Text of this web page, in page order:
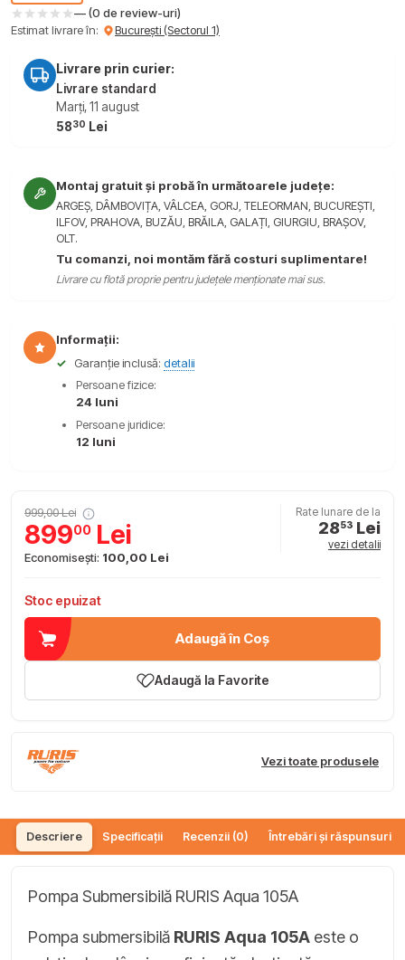
— (0 de review-uri)
Estimat livrare în:
București (Sectorul 1)
Livrare prin curier:
Livrare standard
Marți, 11 august
5830 Lei
Montaj gratuit și probă în următoarele județe:
ARGEȘ, DÂMBOVIȚA, VÂLCEA, GORJ, TELEORMAN, BUCUREȘTI,
ILFOV, PRAHOVA, BUZĂU, BRĂILA, GALAȚI, GIURGIU, BRAȘOV,
OLT.
Tu comanzi, noi montăm fără costuri suplimentare!
Livrare cu flotă proprie pentru județele menționate mai sus.
Informații:
✓
Garanție inclusă: detalii
Persoane fizice:
24 luni
Persoane juridice:
12 luni
999,00 Lei
89900 Lei
Economisești: 100,00 Lei
Rate lunare de la
2853 Lei
vezi detalii
Stoc epuizat
Adaugă în Coș
Adaugă la Favorite
Vezi toate produsele
Descriere Specificații Recenzii (0) Întrebări și răspunsuri
Pompa Submersibilă RURIS Aqua 105A
Pompa submersibilă RURIS Aqua 105A este o